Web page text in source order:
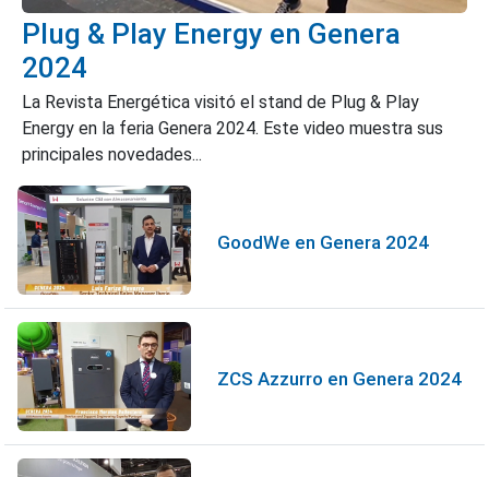
Plug & Play Energy en Genera
2024
La Revista Energética visitó el stand de Plug & Play
Energy en la feria Genera 2024. Este video muestra sus
principales novedades...
GoodWe en Genera 2024
ZCS Azzurro en Genera 2024